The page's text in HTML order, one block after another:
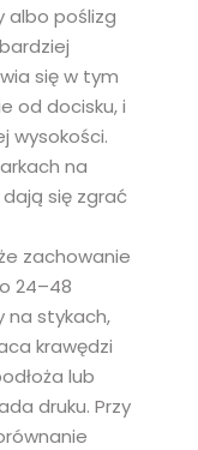
albo poślizg
się w tym
od docisku, i
wysokości.
na
się zgrać
zachowanie
24–48
na stykach,
krawędzi
lub
druku. Przy